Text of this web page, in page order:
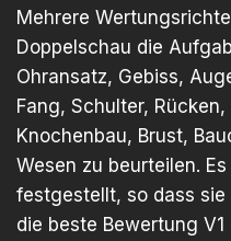
Mehrere
Doppelschau die
Ohransatz, Gebiss,
Fang, Schulter,
Knochenbau, Brust,
Wesen zu beurteilen.
festgestellt, so dass sie
die beste Bewertung